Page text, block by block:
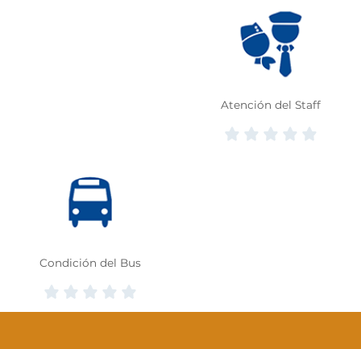
Atención del Staff
Condición del Bus